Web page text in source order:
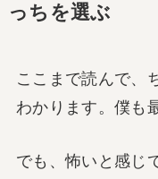
っちを選ぶ
ここまで読んで、
わかります。僕も
でも、怖いと感じ